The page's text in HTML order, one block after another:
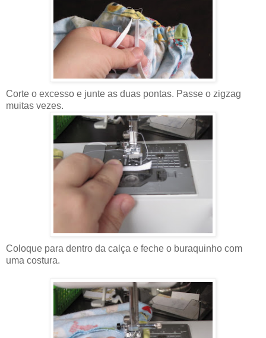
Corte o excesso e junte as duas pontas. Passe o zigzag
muitas vezes.
Coloque para dentro da calça e feche o buraquinho com
uma costura.